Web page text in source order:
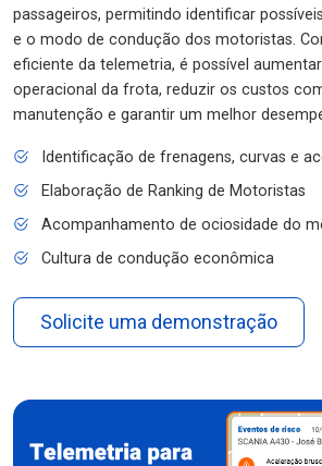
passageiros, permitindo identificar
e o modo de condução dos motoristas.
eficiente da telemetria, é possível
operacional da frota, reduzir os custos
manutenção e garantir um melhor
Identificação de frenagens, curvas e
Elaboração de Ranking de Motoristas
Acompanhamento de ociosidade do
Cultura de condução econômica
Solicite uma demonstração